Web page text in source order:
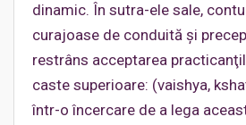
dinamic. În sutra-ele sale,
curajoase de conduită şi
restrâns acceptarea
caste superioare: (vaishya,
într-o încercare de a lega